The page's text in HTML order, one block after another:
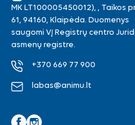
MK LT100005450012), , Taikos
61, 94160, Klaipėda. Duomenys
saugomi VĮ Registrų centro
asmenų registre.
+370 669 77 900
labas@animu.lt